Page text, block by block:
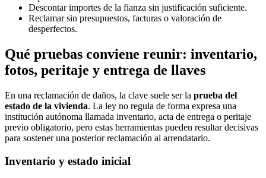
Descontar importes de la fianza sin justificación suficiente.
Reclamar sin presupuestos, facturas o valoración de
desperfectos.
Qué pruebas conviene reunir: inventario,
fotos, peritaje y entrega de llaves
En una reclamación de daños, la clave suele ser la prueba del
estado de la vivienda. La ley no regula de forma expresa una
institución autónoma llamada inventario, acta de entrega o peritaje
previo obligatorio, pero estas herramientas pueden resultar decisivas
para sostener una posterior reclamación al arrendatario.
Inventario y estado inicial